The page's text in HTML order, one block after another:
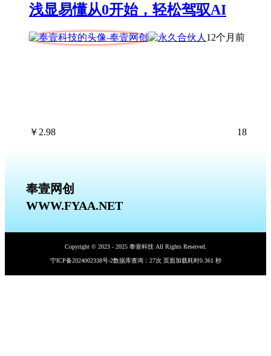
浅显易懂从0开始，轻松驾驭AI
12个月前
￥ 2.98 18
奉壹网创
WWW.FYAA.NET
Copyright © 2023 - 2025 奉壹科技 All Rights Reserved.
宁ICP备2024002338号-2数据库查询：27次 页面加载耗时0.361 秒